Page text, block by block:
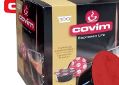
GRANBAR - 100